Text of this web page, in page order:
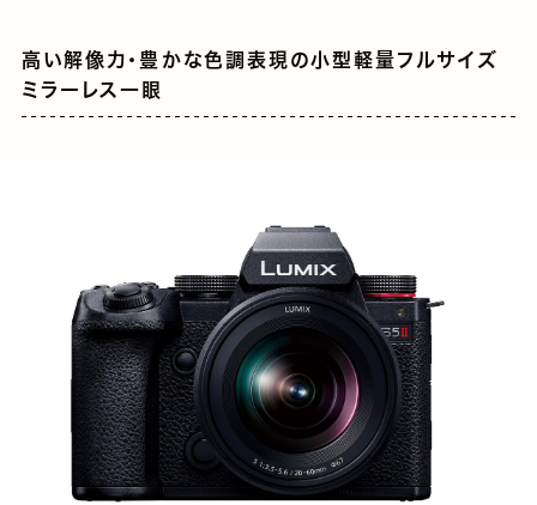
高い解像力・豊かな色調表現の小型軽量フルサイズ
ミラーレス一眼